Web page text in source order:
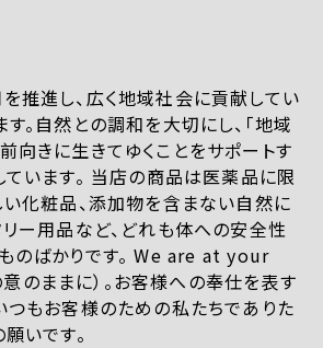
推進し、広く地域社会に貢献してい
。自然との調和を大切にし、「地域
向きに生きてゆくことをサポートす
ています。 当店の商品は医薬品に限
い化粧品、添加物を含まない自然に
リー用品など、どれも体への安全性
のばかりです。 We are at your
のままに）。お客様への奉仕を表す
つもお客様のための私たちでありた
いです。